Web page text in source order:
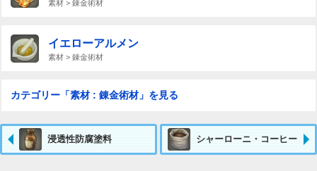
素材 > 錬金術材
イエローアルメン
素材 > 錬金術材
カテゴリー「素材 : 錬金術材」を見る
浸透性防腐塗料 シャーローニ・コーヒー